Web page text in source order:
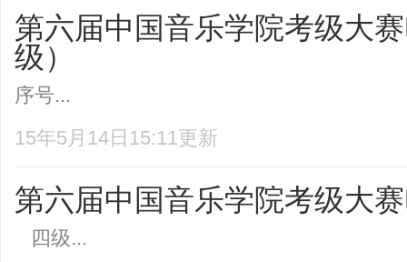
第六届中国音乐学院考级大
级）
序号...
15年5月14日15:11更新
第六届中国音乐学院考级大
四级...